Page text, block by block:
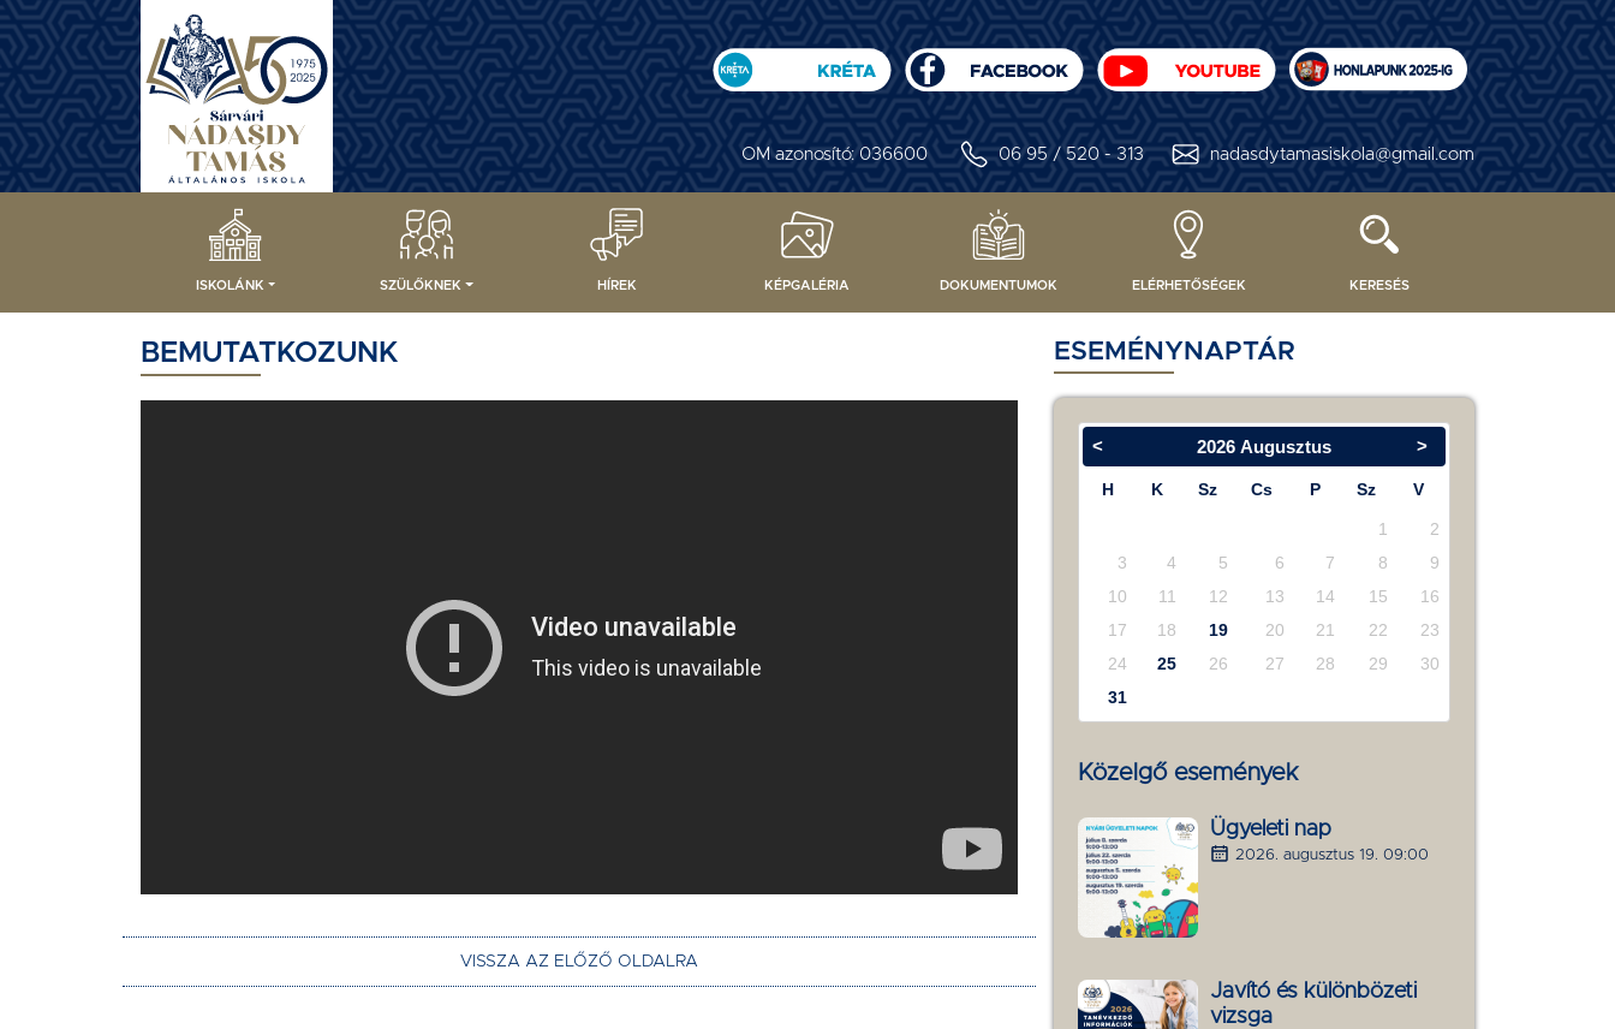
OM azonosító: 036600 06 95 / 520 - 313 nadasdytamasiskola@gmail.com
ISKOLÁNK SZÜLŐKNEK HÍREK KÉPGALÉRIA DOKUMENTUMOK ELÉRHETŐSÉGEK KERESÉS
BEMUTATKOZUNK
VISSZA AZ ELŐZŐ OLDALRA
ESEMÉNYNAPTÁR
< >
2026 Augusztus
H K Sz Cs P Sz V
1
2
3
4 5 6 7 8
9
10
11 12 13 14 15
16
17
18 19 20 21 22
23
24
25 26 27 28 29
30
31
Közelgő események
Ügyeleti nap
2026. augusztus 19. 09:00
Javító és különbözeti
vizsga